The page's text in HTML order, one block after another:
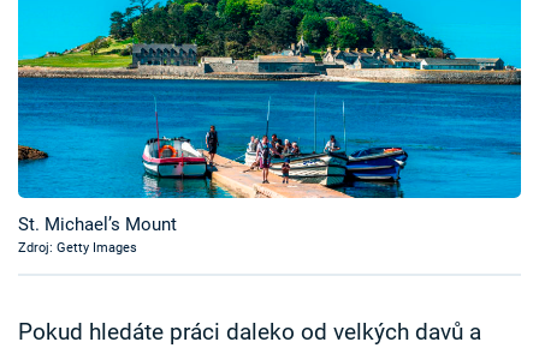
TV Program
Časopis
Sledujte prima+
Přihlášení
St. Michael’s Mount
Zdroj: Getty Images
Pokud hledáte práci daleko od velkých davů a